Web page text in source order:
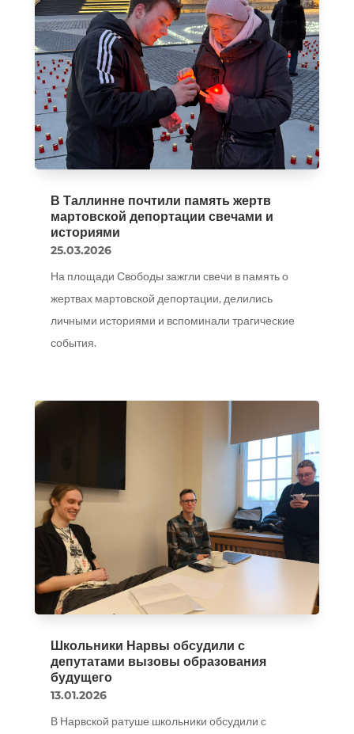
В Таллинне почтили память жертв
мартовской депортации свечами и
историями
25.03.2026
На площади Свободы зажгли свечи в память о
жертвах мартовской депортации, делились
личными историями и вспоминали трагические
события.
Школьники Нарвы обсудили с
депутатами вызовы образования
будущего
13.01.2026
В Нарвской ратуше школьники обсудили с